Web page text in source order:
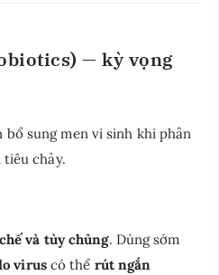
— kỳ vọng
bổ sung men vi sinh khi phân
chảy.
và tùy chủng. Dùng sớm
viruscó thể rút ngắn